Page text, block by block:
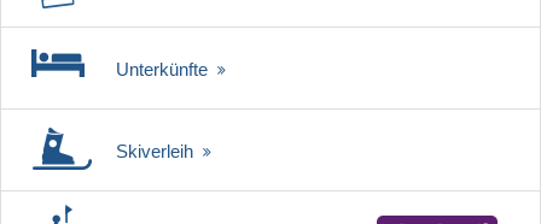
Unterkünfte
Skiverleih